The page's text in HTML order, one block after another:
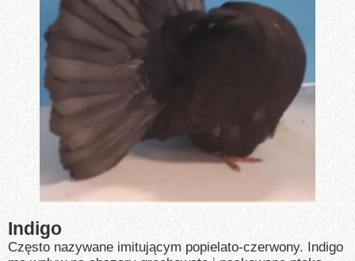
Indigo
Często nazywane imitującym popielato-czerwony. Indigo